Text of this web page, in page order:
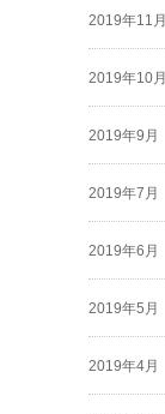
2019年11月
2019年10月
2019年9月
2019年7月
2019年6月
2019年5月
2019年4月